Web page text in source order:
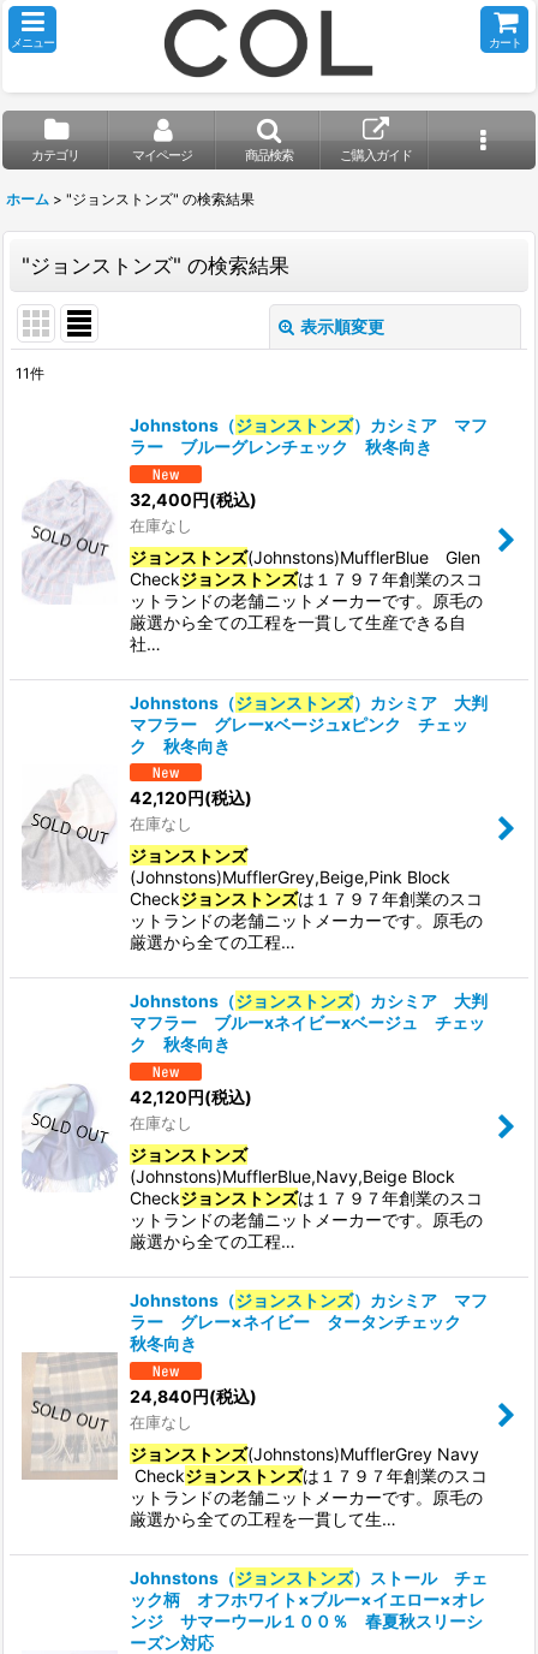
メニュー カート
カテゴリ マイページ 商品検索 ご購入ガイド
ホーム > "ジョンストンズ" の検索結果
"ジョンストンズ" の検索結果
表示順変更
並び順:
絞り込む
11件
Johnstons（ジョンストンズ）カシミア マフ
ラー ブルーグレンチェック 秋冬向き
32,400円(税込)
在庫なし
ジョンストンズ(Johnstons)MufflerBlue Glen
Checkジョンストンズは１７９７年創業のスコ
ットランドの老舗ニットメーカーです。原毛の
厳選から全ての工程を一貫して生産できる自
社…
Johnstons（ジョンストンズ）カシミア 大判
マフラー グレーxベージュxピンク チェッ
ク 秋冬向き
42,120 円(税込)
在庫なし
ジョンストンズ
(Johnstons)MufflerGrey,Beige,Pink Block
Checkジョンストンズは１７９７年創業のスコ
ットランドの老舗ニットメーカーです。原毛の
厳選から全ての工程…
Johnstons（ジョンストンズ）カシミア 大判
マフラー ブルーxネイビーxベージュ チェッ
ク 秋冬向き
42,120円(税込)
在庫なし
ジョンストンズ
(Johnstons)MufflerBlue,Navy,Beige Block
Checkジョンストンズは１７９７年創業のスコ
ットランドの老舗ニットメーカーです。原毛の
厳選から全ての工程…
Johnstons（ジョンストンズ）カシミア マフ
ラー グレー×ネイビー タータンチェック
秋冬向き
24,840円(税込)
在庫なし
ジョンストンズ(Johnstons)MufflerGrey Navy
Checkジョンストンズは１７９７年創業のスコ
ットランドの老舗ニットメーカーです。原毛の
厳選から全ての工程を一貫して生…
Johnstons（ジョンストンズ）ストール チェ
ック柄 オフホワイト×ブルー×イエロー×オレ
ンジ サマーウール１００％ 春夏秋スリーシ
ーズン対応